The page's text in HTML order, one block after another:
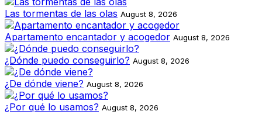
Las tormentas de las olas August 8, 2026
Apartamento encantador y acogedor August 8, 2026
¿Dónde puedo conseguirlo? August 8, 2026
¿De dónde viene? August 8, 2026
¿Por qué lo usamos? August 8, 2026